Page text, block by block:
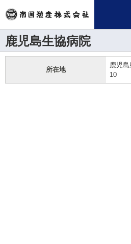
鹿児島生協病院
所在地
鹿児
10